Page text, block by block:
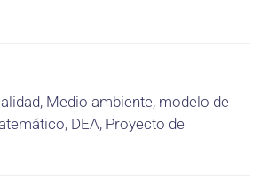
Medio ambiente, modelo de
DEA, Proyecto de